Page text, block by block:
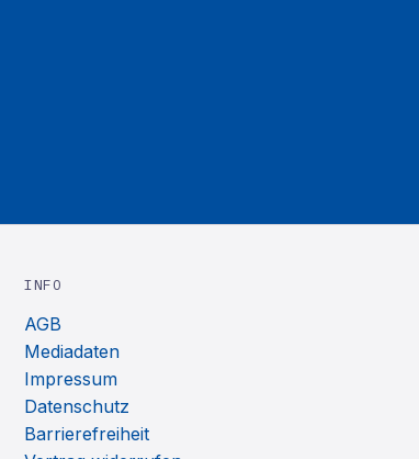
INFO
AGB
Mediadaten
Impressum
Datenschutz
Barrierefreiheit